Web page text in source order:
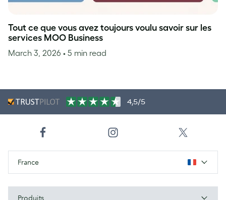
Tout ce que vous avez toujours voulu savoir sur les
services MOO Business
March 3, 2026 • 5 min read
4,5/5
France
Produits